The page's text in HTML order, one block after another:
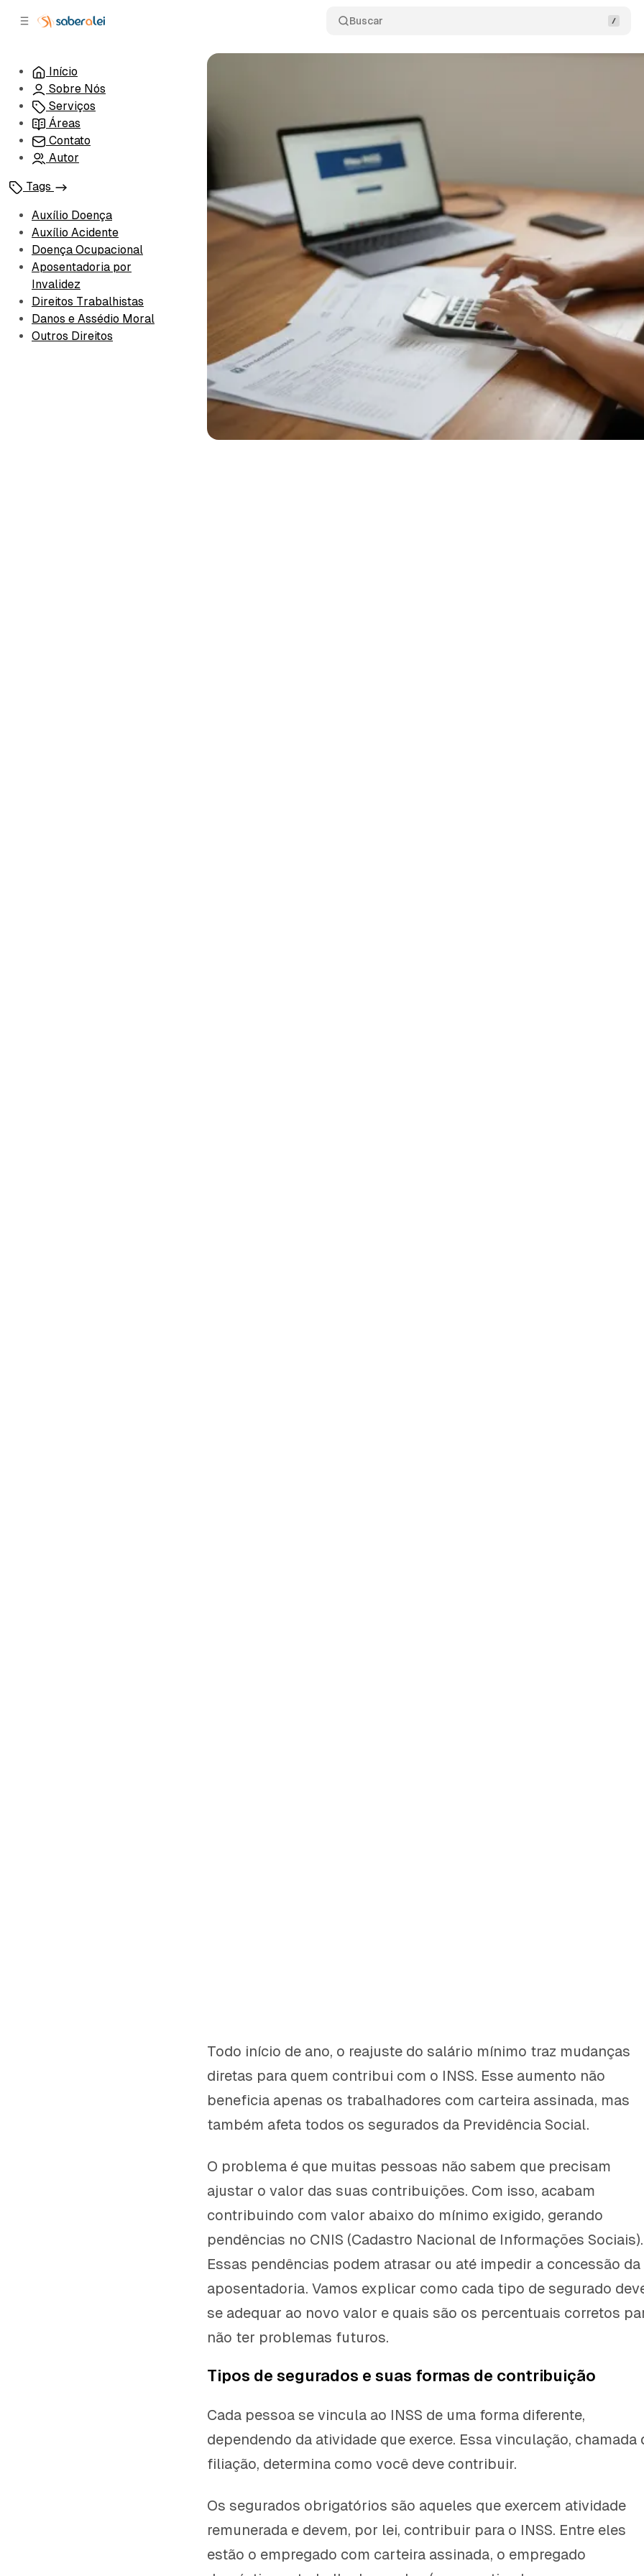
Buscar
Início
Sobre Nós
Serviços
Áreas
Contato
Autor
Tags
Auxílio Doença
Auxílio Acidente
Doença Ocupacional
Aposentadoria por
Invalidez
Direitos Trabalhistas
Danos e Assédio Moral
Outros Direitos
Todo início de ano, o reajuste do salário mínimo traz mudanças
diretas para quem contribui com o INSS. Esse aumento não
beneficia apenas os trabalhadores com carteira assinada, mas
também afeta todos os segurados da Previdência Social.
O problema é que muitas pessoas não sabem que precisam
ajustar o valor das suas contribuições. Com isso, acabam
contribuindo com valor abaixo do mínimo exigido, gerando
pendências no CNIS (Cadastro Nacional de Informações Sociais).
Essas pendências podem atrasar ou até impedir a concessão da
aposentadoria. Vamos explicar como cada tipo de segurado
se adequar ao novo valor e quais são os percentuais corretos
não ter problemas futuros.
Tipos de segurados e suas formas de contribuição
Cada pessoa se vincula ao INSS de uma forma diferente,
dependendo da atividade que exerce. Essa vinculação, chamada
filiação, determina como você deve contribuir.
Os segurados obrigatórios são aqueles que exercem atividade
remunerada e devem, por lei, contribuir para o INSS. Entre eles
estão o empregado com carteira assinada, o empregado